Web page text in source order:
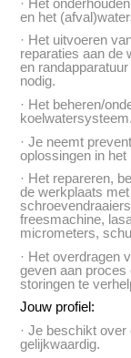
· Het
en het
· Het uitvoeren
reparaties aan de
en
nodig.
· Het beheren/
koelwatersysteem.
· Je neemt
oplossingen in
· Het repareren,
de werkplaats
freesmachine,
micrometers,
· Het overdragen
geven aan proces
storingen te
Jouw profiel:
· Je beschikt
gelijkwaardig.